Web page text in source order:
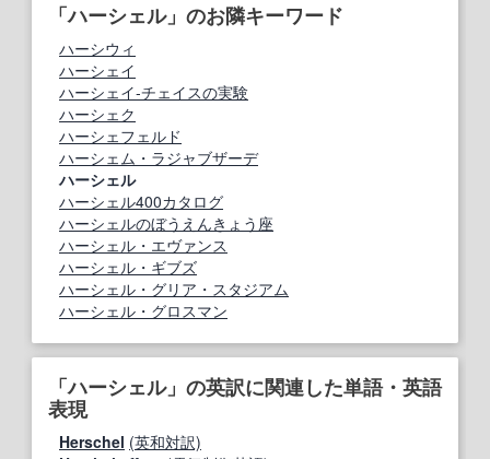
「ハーシェル」のお隣キーワード
ハーシウィ
ハーシェイ
ハーシェイ‐チェイスの実験
ハーシェク
ハーシェフェルド
ハーシェム・ラジャブザーデ
ハーシェル
ハーシェル400カタログ
ハーシェルのぼうえんきょう座
ハーシェル・エヴァンス
ハーシェル・ギブズ
ハーシェル・グリア・スタジアム
ハーシェル・グロスマン
「ハーシェル」の英訳に関連した単語・英語
表現
Herschel (英和対訳)